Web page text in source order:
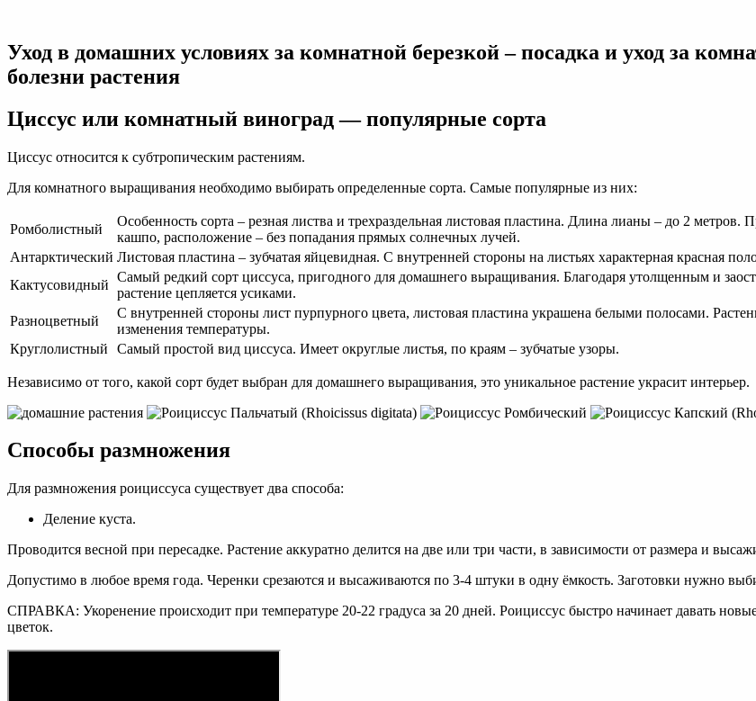
березка:
условиях
Уход в домашних условиях за комнатной березкой – посадка и уход за
болезни растения
Циссус или комнатный виноград — популярные сорта
Циссус относится к субтропическим растениям.
Для комнатного выращивания необходимо выбирать определенные сорта. Самые популярные из них:
Ромболистный
Особенность сорта – резная листва и трехраздельная листовая пластина. Длина лианы – до 2
кашпо, расположение – без попадания прямых солнечных лучей.
Антарктический Листовая пластина – зубчатая яйцевидная. С внутренней стороны на листьях характерная красная
Кактусовидный
Самый редкий сорт циссуса, пригодного для домашнего выращивания. Благодаря утолщенным и
растение цепляется усиками.
Разноцветный
С внутренней стороны лист пурпурного цвета, листовая пластина украшена белыми полосами.
изменения температуры.
Круглолистный
Самый простой вид циссуса. Имеет округлые листья, по краям – зубчатые узоры.
Независимо от того, какой сорт будет выбран для домашнего выращивания, это уникальное растение украсит интерьер.
Способы размножения
Для размножения роициссуса существует два способа:
Деление куста.
Проводится весной при пересадке. Растение аккуратно делится на две или три части, в зависимости от размера и
Допустимо в любое время года. Черенки срезаются и высаживаются по 3-4 штуки в одну ёмкость. Заготовки нужно
СПРАВКА: Укоренение происходит при температуре 20-22 градуса за 20 дней. Роициссус быстро начинает давать
цветок.